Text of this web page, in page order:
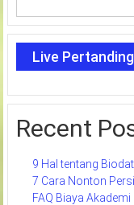
Live
Recent
9 Hal tentang
7 Cara Nonton
FAQ Biaya